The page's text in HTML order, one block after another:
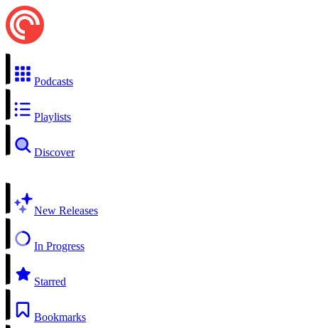
Podcasts
Playlists
Discover
New Releases
In Progress
Starred
Bookmarks